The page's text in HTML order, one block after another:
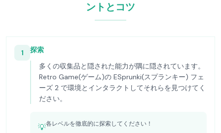
ントとコツ
1
探索
多くの収集品と隠された能力が隅に隠されています。
Retro Game(ゲーム)の ESprunki(スプランキー) フェ
ーズ 2 で環境とインタラクトしてそれらを見つけてく
ださい。
💡各レベルを徹底的に探索してください！